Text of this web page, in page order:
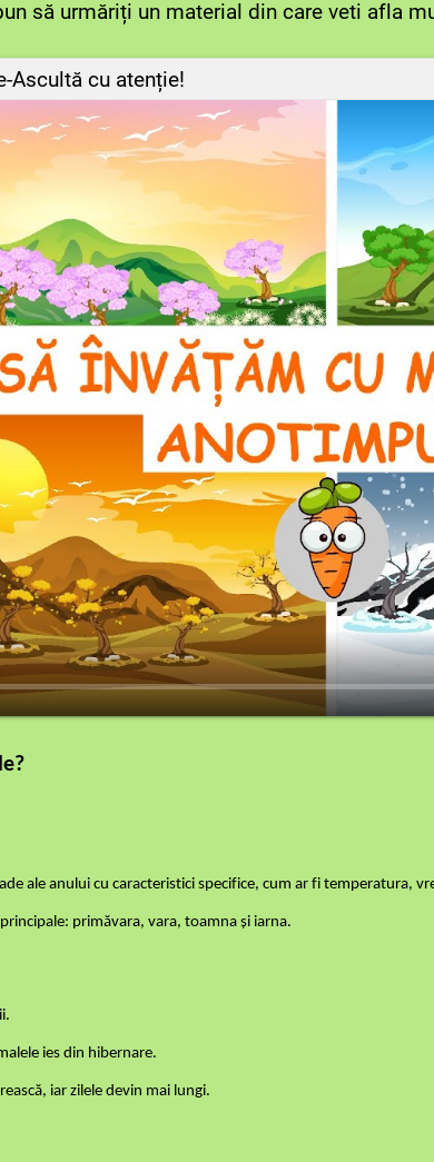
să urmăriți un material din care veti afla
Ascultă cu atenție!
ale anului cu caracteristici specifice, cum ar fi temperatura,
primăvara, vara, toamna și iarna.
ies din hibernare.
iar zilele devin mai lungi.